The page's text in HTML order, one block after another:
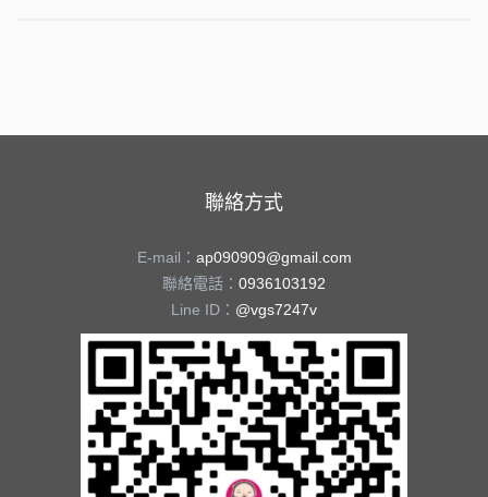
聯絡方式
E-mail： ap090909@gmail.com
聯絡電話： 0936103192
Line ID： @vgs7247v